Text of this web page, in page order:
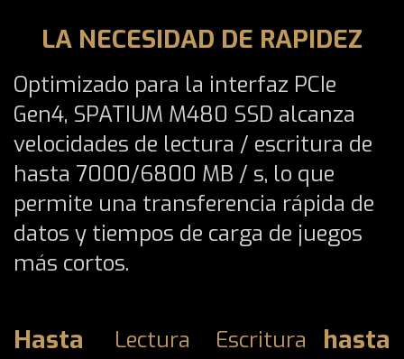
LA NECESIDAD DE RAPIDEZ
Optimizado para la interfaz PCIe
Gen4, SPATIUM M480 SSD alcanza
velocidades de lectura / escritura de
hasta 7000/6800 MB / s, lo que
permite una transferencia rápida de
datos y tiempos de carga de juegos
más cortos.
Hasta Lectura Escritura hasta